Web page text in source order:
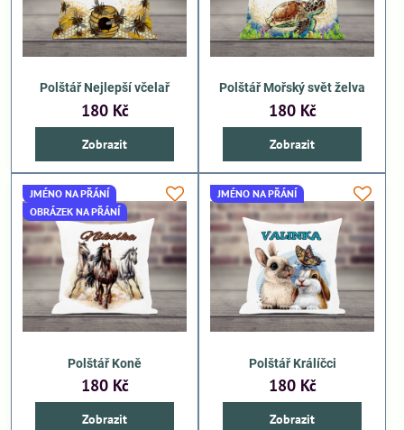
Polštář Nejlepší včelař
180 Kč
Zobrazit
Polštář Mořský svět želva
180 Kč
Zobrazit
JMÉNO NA PŘÁNÍ
OBRÁZEK NA PŘÁNÍ
Polštář Koně
180 Kč
Zobrazit
JMÉNO NA PŘÁNÍ
Polštář Králíčci
180 Kč
Zobrazit